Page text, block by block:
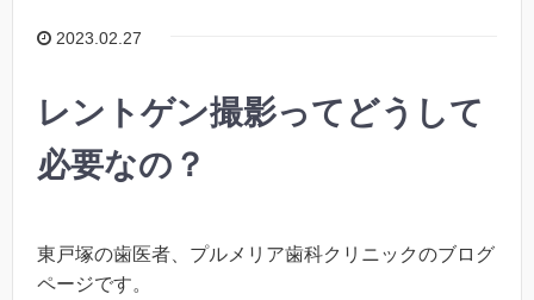
2023.02.27
レントゲン撮影ってどうして
必要なの？
東戸塚の歯医者、プルメリア歯科クリニックのブログ
ページです。